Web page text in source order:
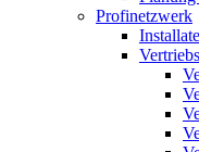
Profinetzwerk